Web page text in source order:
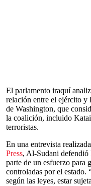
El parlamento iraquí
relación entre el ejército y
de Washington, que
la coalición, incluido
terroristas.
En una entrevista
Press, Al-Sudani defendió
parte de un esfuerzo para
controladas por el estado.
según las leyes, estar